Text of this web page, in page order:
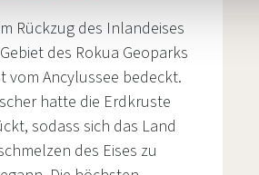
Rückzug des Inlandeises
des Rokua Geoparks
vom Ancylussee bedeckt.
hatte die Erdkruste
sodass sich das Land
des Eises zu